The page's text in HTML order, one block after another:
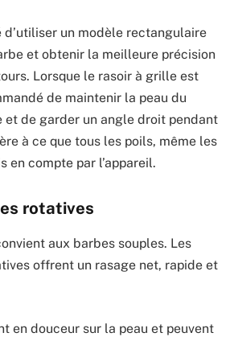
un modèle rectangulaire
et obtenir la meilleure précision
Lorsque le rasoir à grille est
de maintenir la peau du
et de garder un angle droit pendant
à ce que tous les poils, même les
en compte par l’appareil.
rotatives
aux barbes souples. Les
offrent un rasage net, rapide et
en douceur sur la peau et peuvent